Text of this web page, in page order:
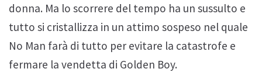
donna. Ma lo scorrere del tempo ha un sussulto e
tutto si cristallizza in un attimo sospeso nel quale
No Man farà di tutto per evitare la catastrofe e
fermare la vendetta di Golden Boy.